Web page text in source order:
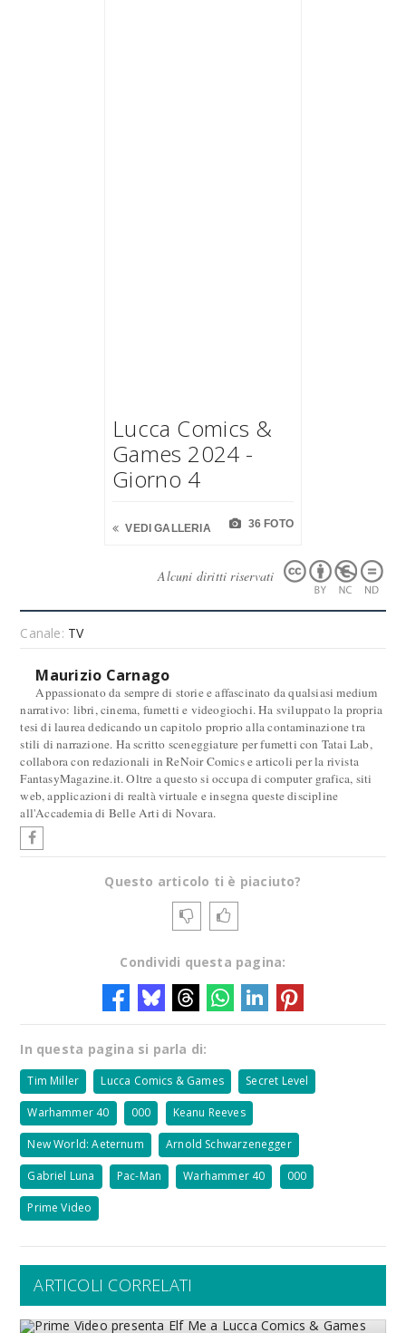
Lucca Comics &
Games 2024 -
Giorno 4
VEDI GALLERIA 36 FOTO
Alcuni diritti riservati
Canale: TV
Maurizio Carnago
Appassionato da sempre di storie e affascinato da qualsiasi medium
narrativo: libri, cinema, fumetti e videogiochi. Ha sviluppato la propria
tesi di laurea dedicando un capitolo proprio alla contaminazione tra
stili di narrazione. Ha scritto sceneggiature per fumetti con Tatai Lab,
collabora con redazionali in ReNoir Comics e articoli per la rivista
FantasyMagazine.it. Oltre a questo si occupa di computer grafica, siti
web, applicazioni di realtà virtuale e insegna queste discipline
all'Accademia di Belle Arti di Novara.
Questo articolo ti è piaciuto?
Condividi questa pagina:
In questa pagina si parla di:
Tim Miller Lucca Comics & Games Secret Level
Warhammer 40 000 Keanu Reeves
New World: Aeternum Arnold Schwarzenegger
Gabriel Luna Pac-Man Warhammer 40 000
Prime Video
ARTICOLI CORRELATI